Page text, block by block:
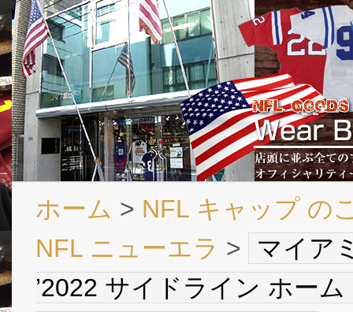
ホーム > NFL キャップ の
NFL ニューエラ >
マイア
’2022 サイドライン ホー